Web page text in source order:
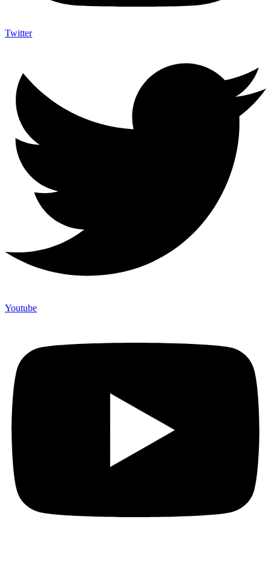
Twitter
Youtube